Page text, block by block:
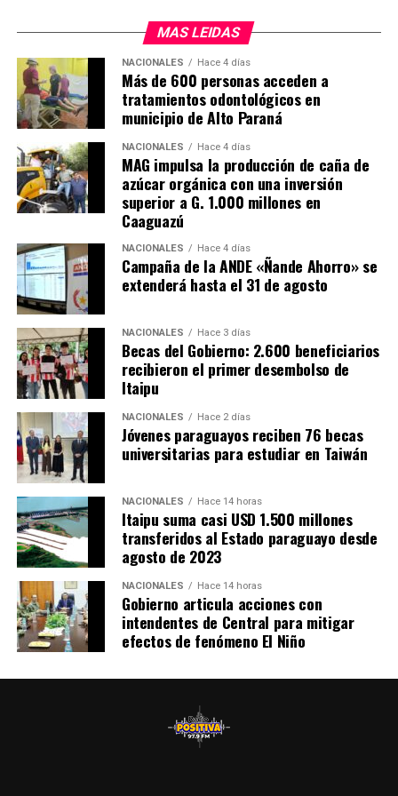
El nuevo hospital cuenta con 10 sillones para el
tratamiento de quimioterapia, que estarán operativas de
lunes a viernes, de 7 de la mañana a 7 de la tarde, para
atender a más de 50 pacientes por día.
El Hospital Día inaugurado en Caazapá en el número 15
que habilita el actual gobierno. En ese sentido, el
presidente de la República, Santiago Peña, destacó que
bajo su adminitración el presupuesto del Instituto
Nacional del Cáncer creció más de tres veces y que
actualmente se está haciendo una inversión en
infraestructura como nunca antes.
Anunció también que su gobierno seguirá invirtiendo
para que todos los pacientes tengan la mejor atención.
Por su parte, El gobernador de Caazapá, Cristian Acosta,
afirmó que la habilitación de este hospital especializado
es «un sueño que se está cumpliendo» y anunció que
próximamente se prevé habilitar también un centro
nefrológico, que actualmente se está construyendo
mediante una inversión de más de 3.000 millones de
guaraníes por parte de la Entidad Binacional Yacyretá.
MAS LEIDAS
NACIONALES Hace 4 días
Más de 600 personas acceden a
tratamientos odontológicos en
municipio de Alto Paraná
NACIONALES Hace 4 días
MAG impulsa la producción de caña de
azúcar orgánica con una inversión
superior a G. 1.000 millones en
Caaguazú
NACIONALES Hace 4 días
Campaña de la ANDE «Ñande Ahorro» se
extenderá hasta el 31 de agosto
NACIONALES Hace 3 días
Becas del Gobierno: 2.600 beneficiarios
recibieron el primer desembolso de
Itaipu
NACIONALES Hace 2 días
Jóvenes paraguayos reciben 76 becas
universitarias para estudiar en Taiwán
NACIONALES Hace 14 horas
Itaipu suma casi USD 1.500 millones
transferidos al Estado paraguayo desde
agosto de 2023
NACIONALES Hace 14 horas
Gobierno articula acciones con
intendentes de Central para mitigar
efectos de fenómeno El Niño